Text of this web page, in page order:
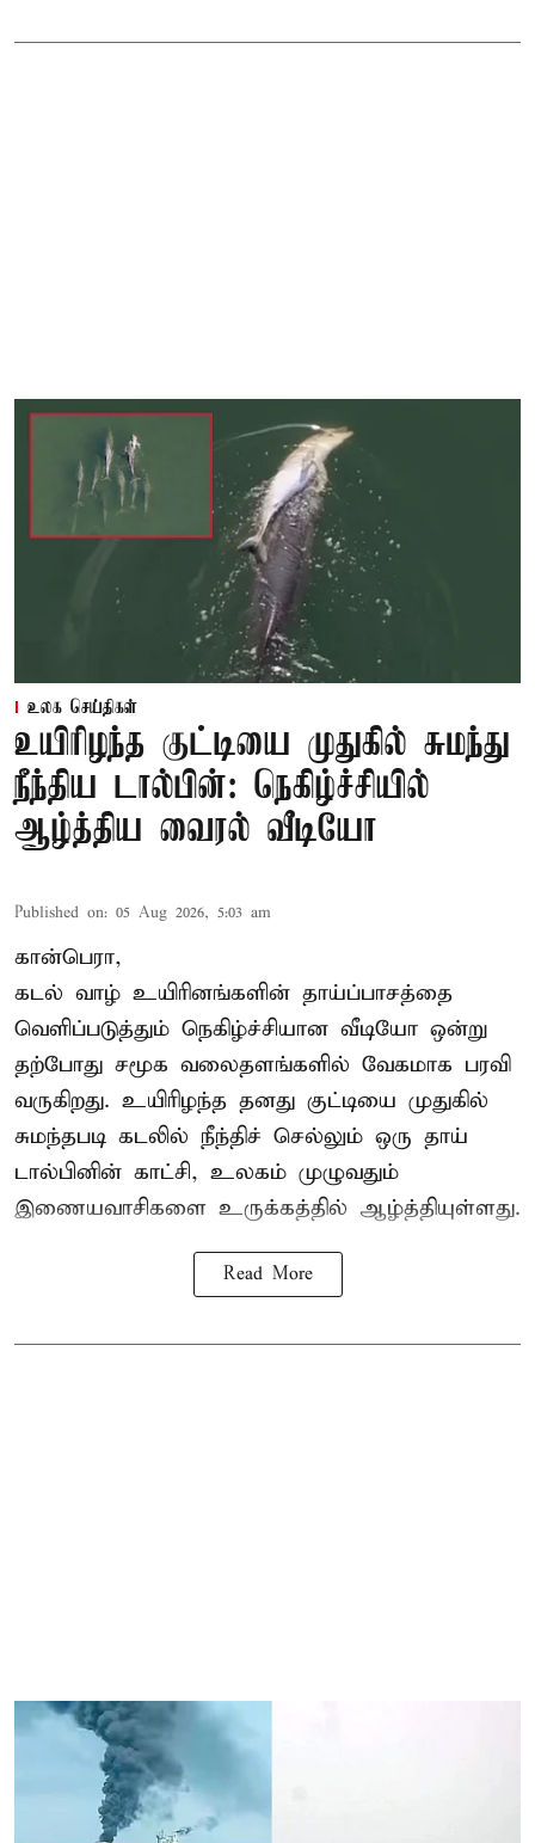
உலக செய்திகள்
உயிரிழந்த குட்டியை முதுகில் சுமந்து
நீந்திய டால்பின்: நெகிழ்ச்சியில்
ஆழ்த்திய வைரல் வீடியோ
Published on: 05 Aug 2026, 5:03 am
கான்பெரா,
கடல் வாழ் உயிரினங்களின் தாய்ப்பாசத்தை
வெளிப்படுத்தும் நெகிழ்ச்சியான வீடியோ ஒன்று
தற்போது சமூக வலைதளங்களில் வேகமாக பரவி
வருகிறது. உயிரிழந்த தனது குட்டியை முதுகில்
சுமந்தபடி கடலில் நீந்திச் செல்லும் ஒரு தாய்
டால்பினின் காட்சி, உலகம் முழுவதும்
இணையவாசிகளை உருக்கத்தில் ஆழ்த்தியுள்ளது.
Read More